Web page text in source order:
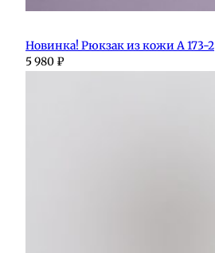
Новинка! Рюкзак из кожи А 173-2
5 980 ₽